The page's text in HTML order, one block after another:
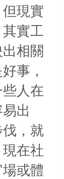
現實
實工
相關
事，
人在
出
，就
在社
或體